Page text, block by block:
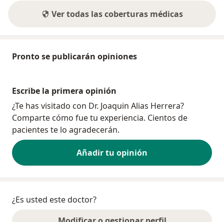
Ver todas las coberturas médicas
Pronto se publicarán opiniones
Escribe la primera opinión
¿Te has visitado con Dr. Joaquin Alias Herrera?
Comparte cómo fue tu experiencia. Cientos de
pacientes te lo agradecerán.
Añadir tu opinión
¿Es usted este doctor?